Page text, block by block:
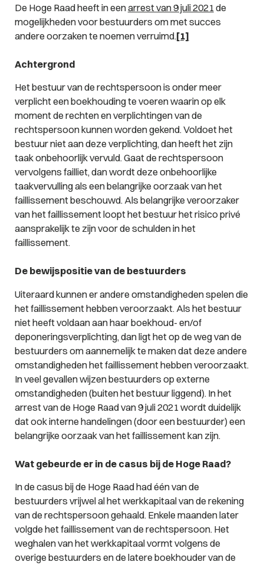
De Hoge Raad heeft in eenarrest van 9 juli 2021 de
mogelijkheden voor bestuurders om met succes
andere oorzaken te noemen verruimd.[1]
Achtergrond
Het bestuur van de rechtspersoon is onder meer
verplicht een boekhouding te voeren waarin op elk
moment de rechten en verplichtingen van de
rechtspersoon kunnen worden gekend. Voldoet het
bestuur niet aan deze verplichting, dan heeft het zijn
taak onbehoorlijk vervuld. Gaat de rechtspersoon
vervolgens failliet, dan wordt deze onbehoorlijke
taakvervulling als een belangrijke oorzaak van het
faillissement beschouwd. Als belangrijke veroorzaker
van het faillissement loopt het bestuur het risico privé
aansprakelijk te zijn voor de schulden in het
faillissement.
De bewijspositie van de bestuurders
Uiteraard kunnen er andere omstandigheden spelen die
het faillissement hebben veroorzaakt. Als het bestuur
niet heeft voldaan aan haar boekhoud- en/of
deponeringsverplichting, dan ligt het op de weg van de
bestuurders om aannemelijk te maken dat deze andere
omstandigheden het faillissement hebben veroorzaakt.
In veel gevallen wijzen bestuurders op externe
omstandigheden (buiten het bestuur liggend). In het
arrest van de Hoge Raad van 9 juli 2021 wordt duidelijk
dat ook interne handelingen (door een bestuurder) een
belangrijke oorzaak van het faillissement kan zijn.
Wat gebeurde er in de casus bij de Hoge Raad?
In de casus bij de Hoge Raad had één van de
bestuurders vrijwel al het werkkapitaal van de rekening
van de rechtspersoon gehaald. Enkele maanden later
volgde het faillissement van de rechtspersoon. Het
weghalen van het werkkapitaal vormt volgens de
overige bestuurders en de latere boekhouder van de